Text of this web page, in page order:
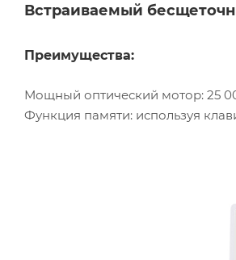
Встраиваемый
Преимущества:
Мощный оптический мотор: 25
Функция памяти: используя